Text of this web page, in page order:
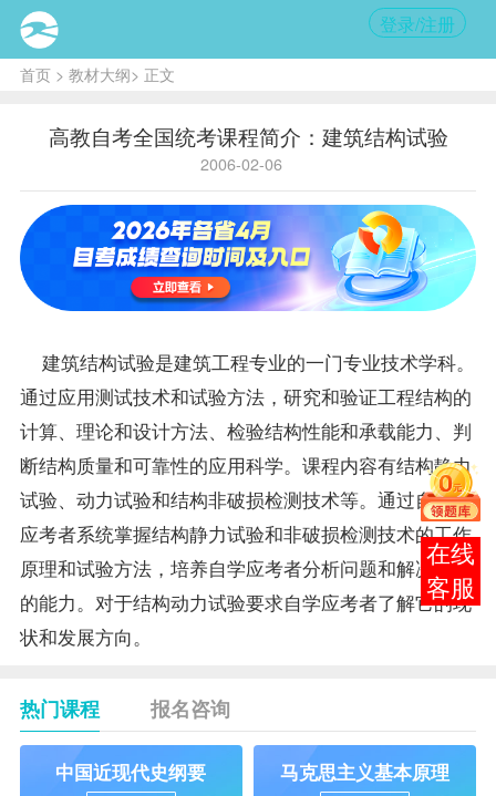
登录/注册
首页> 教材大纲> 正文
高教自考全国统考课程简介：建筑结构试验
2006-02-06
建筑结构试验是建筑工程专业的一门专业技术学科。
通过应用测试技术和试验方法，研究和验证工程结构的
计算、理论和设计方法、检验结构性能和承载能力、判
断结构质量和可靠性的应用科学。 课程内容有结构静力
试验、动力试验和结构非破损检测技术等。通过自学使
应考者系统掌握结构静力试验和非破损检测技术的工作
原理和试验方法，培养自学应考者分析问题和解决问题
的能力。对于结构动力试验要求自学应考者了解它的现
状和发展方向。
热门课程 报名咨询
中国近现代史纲要 马克思主义基本原理
报考
咨询